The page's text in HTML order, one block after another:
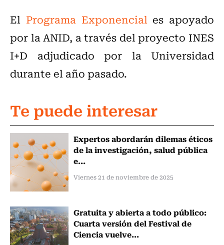
El Programa Exponenciales apoyado
por la ANID, a través del proyecto INES
I+D adjudicado por la Universidad
durante el año pasado.
Te puede interesar
Expertos abordarán dilemas éticos
de la investigación, salud pública
e...
Viernes 21 de noviembre de 2025
Gratuita y abierta a todo público:
Cuarta versión del Festival de
Ciencia vuelve...